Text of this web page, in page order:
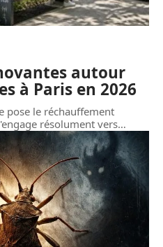
autour
à Paris en 2026
pose le réchauffement
résolument vers…